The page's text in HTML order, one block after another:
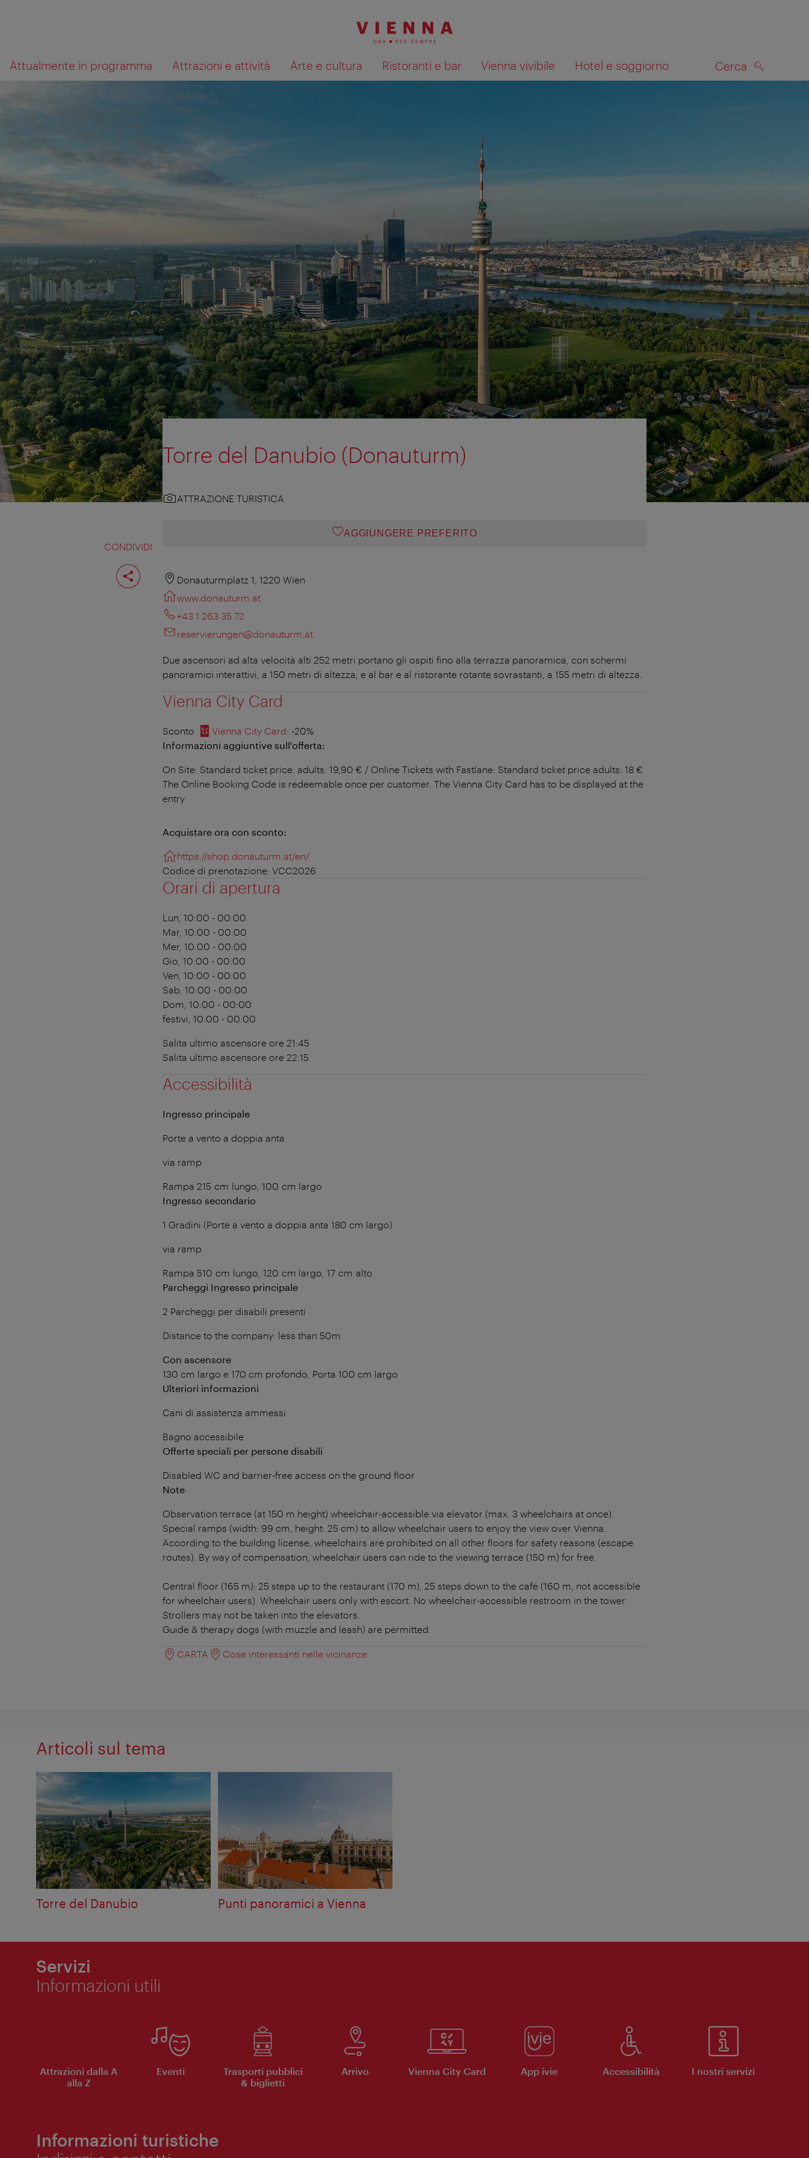
navigazione
contenuto
Attualmente in programma Attrazioni e attività Arte e cultura Ristoranti e bar Vienna vivibile Hotel e soggiorno Cerca
Cosa
cerchi?
CONDIVIDI
Condividi
pagina
Torre del Danubio (Donauturm)
ATTRAZIONE TURISTICA
AGGIUNGERE PREFERITO
Donauturmplatz 1, 1220 Wien
www.donauturm.at
+43 1 263 35 72
reservierungen@donauturm.at
Due ascensori ad alta velocità alti 252 metri portano gli ospiti fino alla terrazza panoramica, con schermi
panoramici interattivi, a 150 metri di altezza, e al bar e al ristorante rotante sovrastanti, a 155 metri di altezza.
Vienna City Card
Sconto Vienna City Card: -20%
Informazioni aggiuntive sull'offerta:
On Site: Standard ticket price: adults: 19,90 € / Online Tickets with Fastlane: Standard ticket price adults: 18 €
The Online Booking Code is redeemable once per customer. The Vienna City Card has to be displayed at the
entry
Acquistare ora con sconto:
https://shop.donauturm.at/en/
Codice di prenotazione: VCC2026
Orari di apertura
Lun, 10:00 - 00:00
Mar, 10:00 - 00:00
Mer, 10:00 - 00:00
Gio, 10:00 - 00:00
Ven, 10:00 - 00:00
Sab, 10:00 - 00:00
Dom, 10:00 - 00:00
festivi, 10:00 - 00:00
Salita ultimo ascensore ore 21:45
Salita ultimo ascensore ore 22:15
Accessibilità
Ingresso principale
Porte a vento a doppia anta
via ramp
Rampa 215 cm lungo, 100 cm largo
Ingresso secondario
1 Gradini (Porte a vento a doppia anta 180 cm largo)
via ramp
Rampa 510 cm lungo, 120 cm largo, 17 cm alto
Parcheggi Ingresso principale
2 Parcheggi per disabili presenti
Distance to the company: less than 50m
Con ascensore
130 cm largo e 170 cm profondo, Porta 100 cm largo
Ulteriori informazioni
Cani di assistenza ammessi
Bagno accessibile
Offerte speciali per persone disabili
Disabled WC and barrier-free access on the ground floor
Note
Observation terrace (at 150 m height) wheelchair-accessible via elevator (max. 3 wheelchairs at once).
Special ramps (width: 99 cm, height: 25 cm) to allow wheelchair users to enjoy the view over Vienna.
According to the building license, wheelchairs are prohibited on all other floors for safety reasons (escape
routes). By way of compensation, wheelchair users can ride to the viewing terrace (150 m) for free.
Central floor (165 m): 25 steps up to the restaurant (170 m), 25 steps down to the café (160 m, not accessible
for wheelchair users). Wheelchair users only with escort. No wheelchair-accessible restroom in the tower.
Strollers may not be taken into the elevators.
Guide & therapy dogs (with muzzle and leash) are permitted.
CARTA Cose interessanti nelle vicinanze
Articoli sul tema
Torre del Danubio Punti panoramici a Vienna
Servizi
Informazioni utili
Attrazioni dalla A
alla Z
Eventi
Trasporti pubblici
& biglietti
Arrivo Vienna City Card App ivie Accessibilità I nostri servizi
Informazioni turistiche